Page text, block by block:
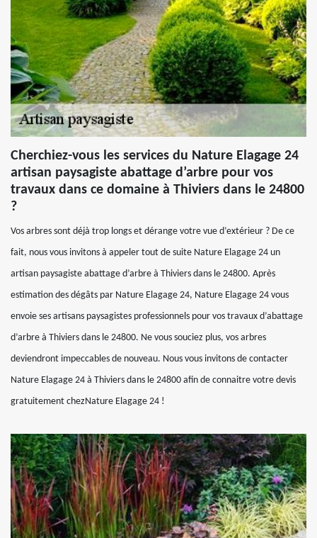
Cherchiez-vous les services du Nature Elagage 24
artisan paysagiste abattage d’arbre pour vos
travaux dans ce domaine à Thiviers dans le 24800
?
Vos arbres sont déjà trop longs et dérange votre vue d’extérieur ? De ce
fait, nous vous invitons à appeler tout de suite Nature Elagage 24 un
artisan paysagiste abattage d’arbre à Thiviers dans le 24800. Après
estimation des dégâts par Nature Elagage 24, Nature Elagage 24 vous
envoie ses artisans paysagistes professionnels pour vos travaux d’abattage
d’arbre à Thiviers dans le 24800. Ne vous souciez plus, vos arbres
deviendront impeccables de nouveau. Nous vous invitons de contacter
Nature Elagage 24 à Thiviers dans le 24800 afin de connaitre votre devis
gratuitement chezNature Elagage 24 !